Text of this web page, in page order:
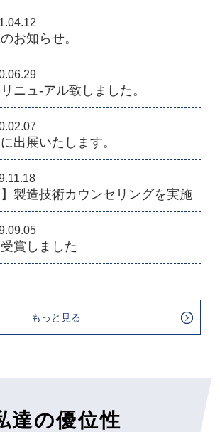
お知らせ。
ニュ-アル致しました。
出展いたします。
】製造技術カウンセリングを実施
賞しました
もっと見る
達の優位性